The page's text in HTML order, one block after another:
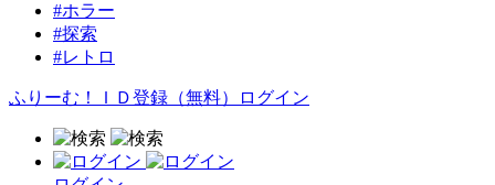
#ホラー
#探索
#レトロ
ふりーむ！ＩＤ登録（無料） ログイン